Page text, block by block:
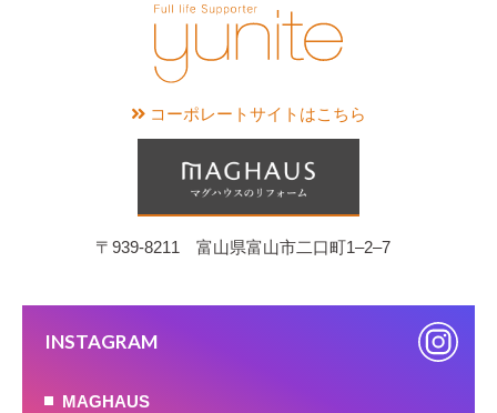
コーポレートサイトはこちら
〒939-8211 富山県富山市二口町1‒2‒7
INSTAGRAM
MAGHAUS